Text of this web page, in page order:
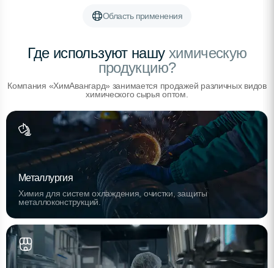
Область применения
Где используют нашухимическую
продукцию?
Компания «ХимАвангард» занимается продажей различных видов
химического сырья оптом.
Металлургия
Химия для систем охлаждения, очистки, защиты
металлоконструкций.